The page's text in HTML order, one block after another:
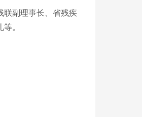
联副理事长、省残疾
。